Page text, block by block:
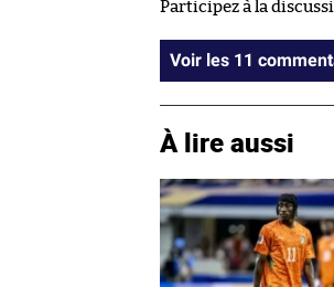
Participez à la
Voir les 11
À lire aussi